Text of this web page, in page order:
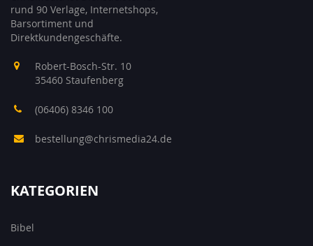
rund 90 Verlage, Internetshops,
Barsortiment und
Direktkundengeschäfte.
Robert-Bosch-Str. 10
35460 Staufenberg
(06406) 8346 100
bestellung@chrismedia24.de
KATEGORIEN
Bibel